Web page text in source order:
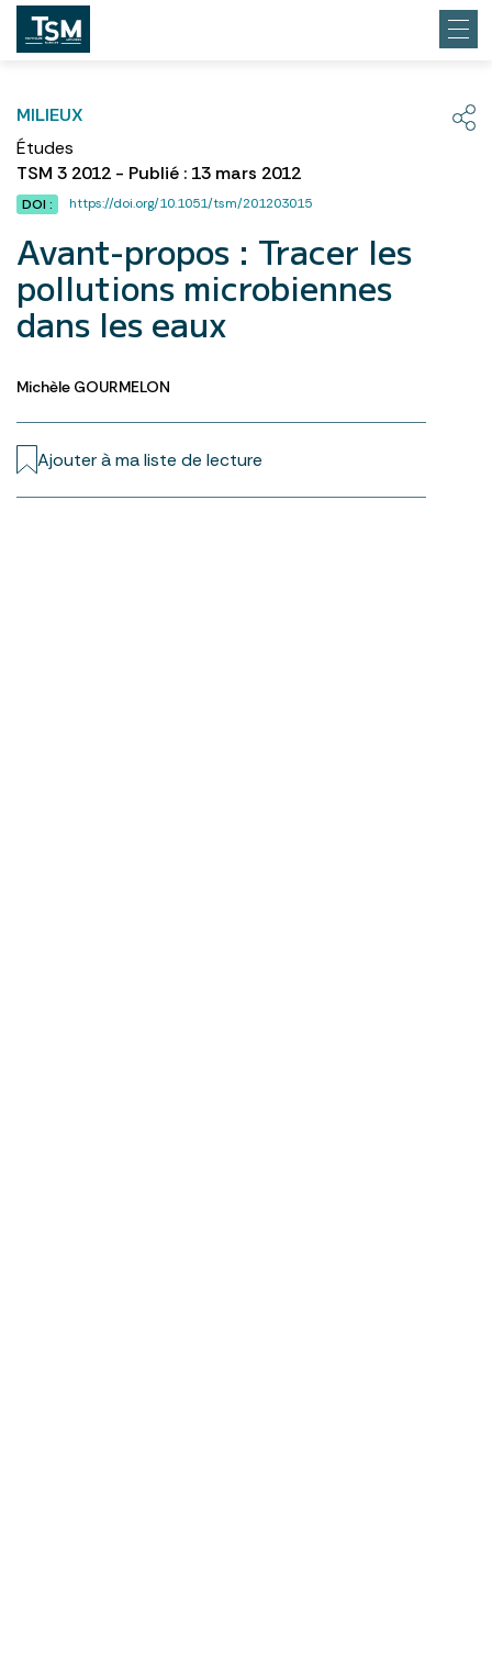
MILIEUX
Études
TSM 3 2012 - Publié : 13 mars 2012
DOI : https://doi.org/10.1051/tsm/201203015
Avant-propos : Tracer les
pollutions microbiennes
dans les eaux
Michèle GOURMELON
Ajouter à ma liste de lecture